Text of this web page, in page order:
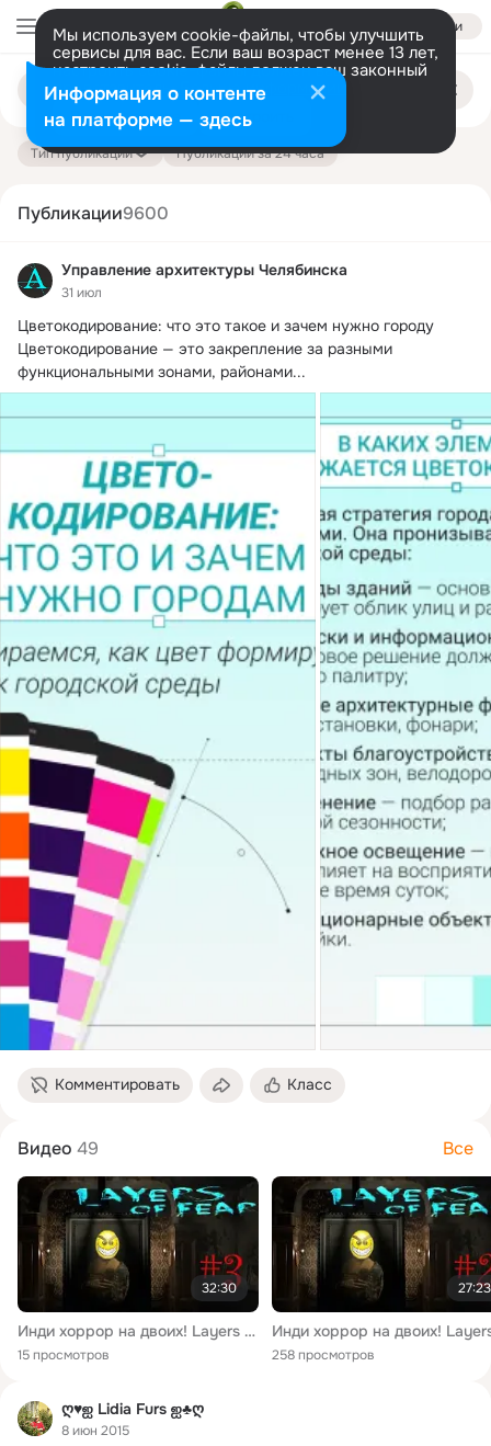
Войти
Мы используем cookie-файлы, чтобы улучшить
сервисы для вас. Если ваш возраст менее 13 лет,
настроить cookie-файлы должен ваш законный
представитель. Больше информации
Разрешить все Настроить
Поиск
публикациям
Тип публикации Публикации за 24 часа
Публикации9600
Управление архитектуры Челябинска
31 июл
Цветокодирование: что это такое и зачем нужно городу
Цветокодирование — это закрепление за разными
функциональными зонами, районами...
Комментировать Класс
Видео 49 Все
32:30
Инди хоррор на двоих! Layers of Fear – полное прохождение от Matrix и Татуськи. Этож P.T. #3
15 просмотров
27:23
258 просмотров
ღ♥ஐ Lidia Furs ஐ♣ღ
8 июн 2015
Информация о контенте
на платформе — здесь